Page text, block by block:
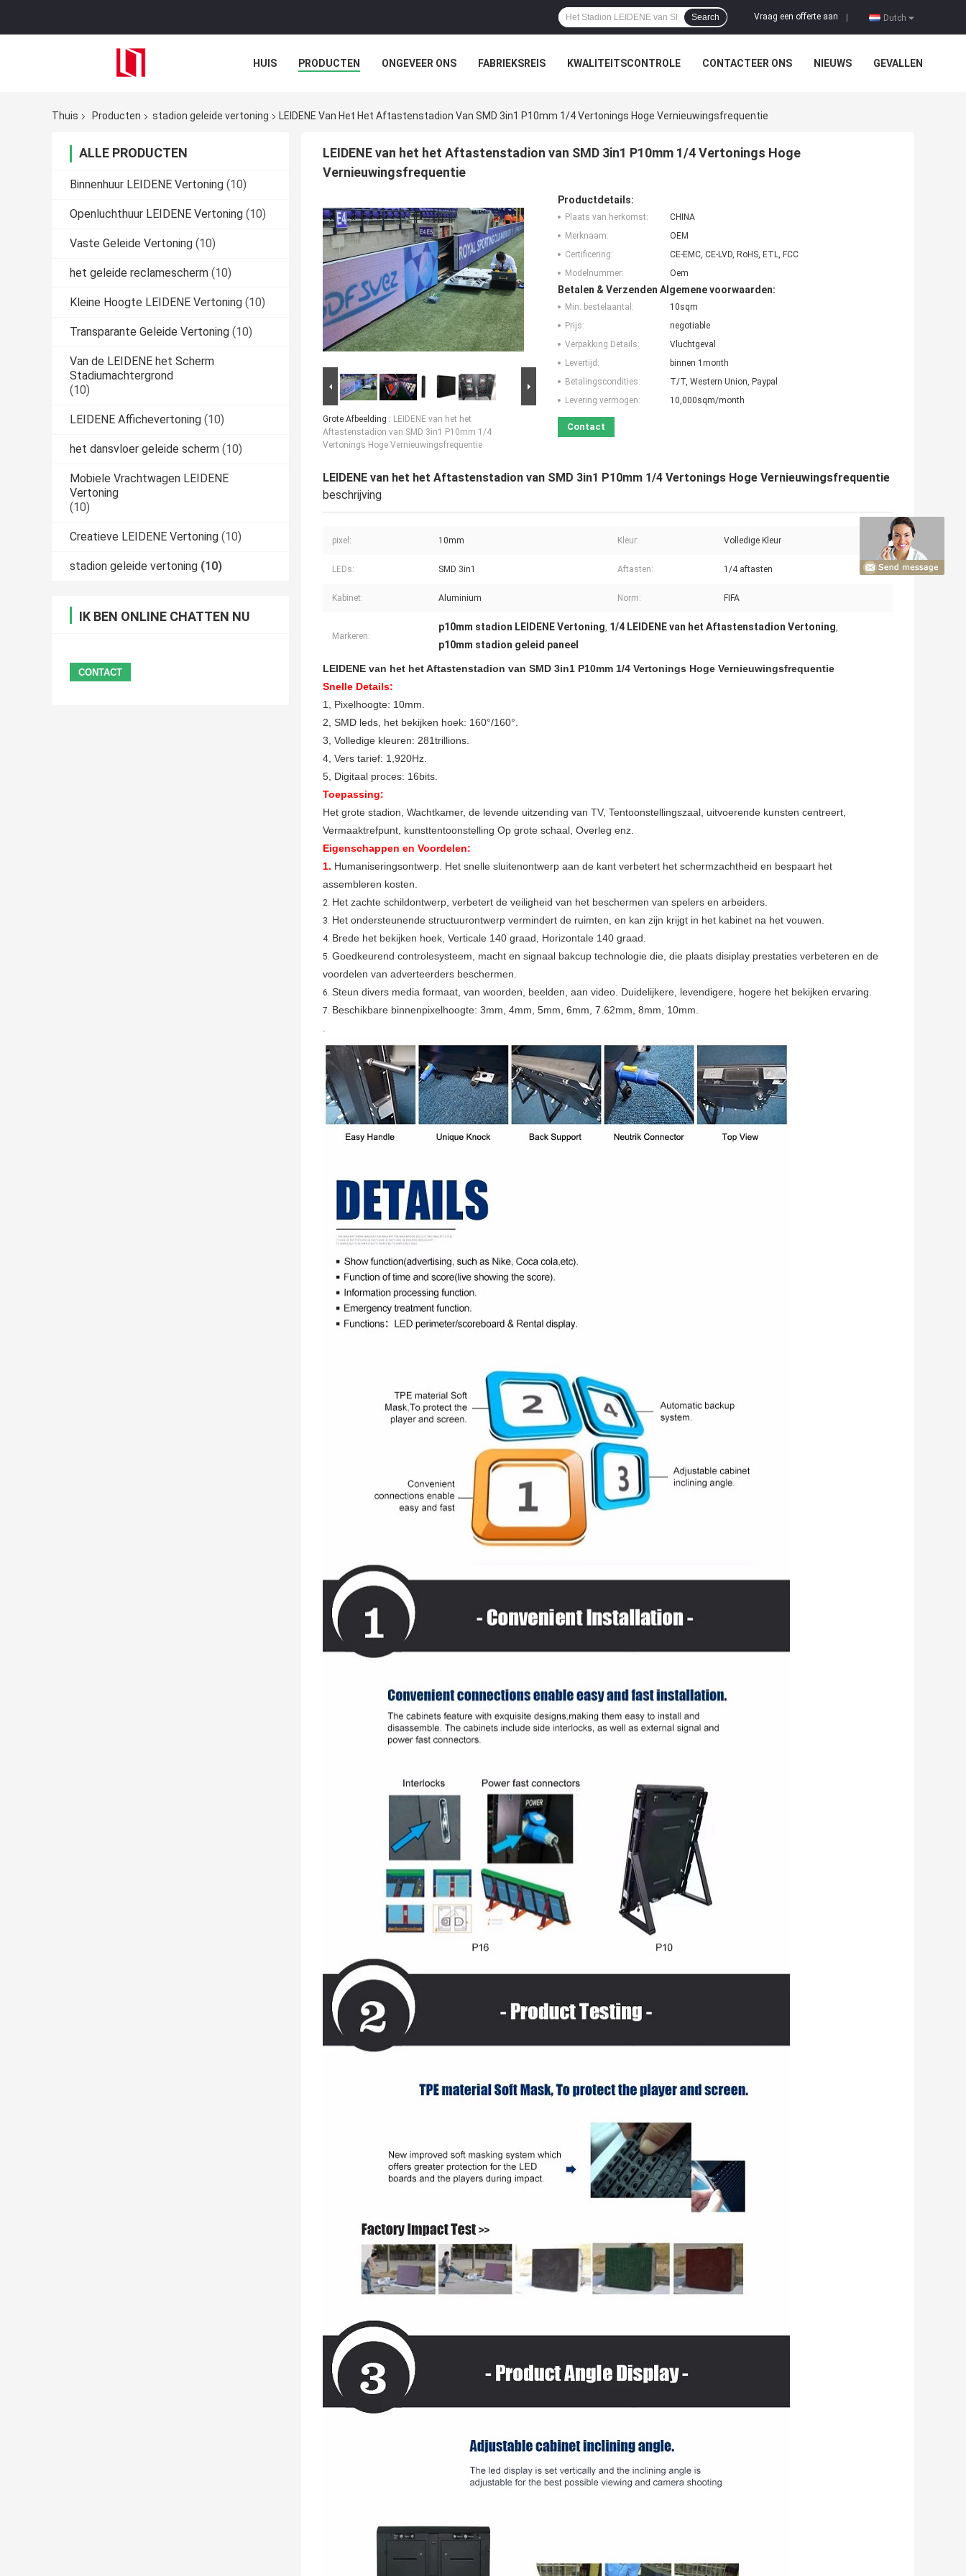
Dutch
Vraag een offerte aan
Search
HUIS PRODUCTEN ONGEVEER ONS FABRIEKSREIS KWALITEITSCONTROLE CONTACTEER ONS NIEUWS GEVALLEN
Thuis Producten stadion geleide vertoning LEIDENE Van Het Het Aftastenstadion Van SMD 3in1 P10mm 1/4 Vertonings Hoge Vernieuwingsfrequentie
ALLE PRODUCTEN
Binnenhuur LEIDENE Vertoning (10)
Openluchthuur LEIDENE Vertoning (10)
Vaste Geleide Vertoning (10)
het geleide reclamescherm (10)
Kleine Hoogte LEIDENE Vertoning (10)
Transparante Geleide Vertoning (10)
Van de LEIDENE het Scherm
Stadiumachtergrond
(10)
LEIDENE Affichevertoning (10)
het dansvloer geleide scherm (10)
Mobiele Vrachtwagen LEIDENE
Vertoning
(10)
Creatieve LEIDENE Vertoning (10)
stadion geleide vertoning (10)
IK BEN ONLINE CHATTEN NU
LEIDENE van het het Aftastenstadion van SMD 3in1 P10mm 1/4 Vertonings Hoge
Vernieuwingsfrequentie
Grote Afbeelding : LEIDENE van het het
Aftastenstadion van SMD 3in1 P10mm 1/4
Vertonings Hoge Vernieuwingsfrequentie
Productdetails:
Plaats van herkomst:
CHINA
Merknaam:
OEM
Certificering:
CE-EMC, CE-LVD, RoHS, ETL, FCC
Modelnummer:
Oem
Betalen & Verzenden Algemene voorwaarden:
Min. bestelaantal:
10sqm
Prijs:
negotiable
Verpakking Details:
Vluchtgeval
Levertijd:
binnen 1month
Betalingscondities:
T/T, Western Union, Paypal
Levering vermogen:
10,000sqm/month
Contact
LEIDENE van het het Aftastenstadion van SMD 3in1 P10mm 1/4 Vertonings Hoge Vernieuwingsfrequentie
beschrijving
pixel: 10mm Kleur: Volledige Kleur
LEDs: SMD 3in1 Aftasten: 1/4 aftasten
Kabinet: Aluminium Norm: FIFA
Markeren:
p10mm stadion LEIDENE Vertoning, 1/4 LEIDENE van het Aftastenstadion Vertoning,
p10mm stadion geleid paneel
LEIDENE van het het Aftastenstadion van SMD 3in1 P10mm 1/4 Vertonings Hoge Vernieuwingsfrequentie
Snelle Details:
1, Pixelhoogte: 10mm.
2, SMD leds, het bekijken hoek: 160°/160°.
3, Volledige kleuren: 281trillions.
4, Vers tarief: 1,920Hz.
5, Digitaal proces: 16bits.
Toepassing:
Het grote stadion, Wachtkamer, de levende uitzending van TV, Tentoonstellingszaal, uitvoerende kunsten centreert,
Vermaaktrefpunt, kunsttentoonstelling Op grote schaal, Overleg enz.
Eigenschappen en Voordelen:
1. Humaniseringsontwerp. Het snelle sluitenontwerp aan de kant verbetert het schermzachtheid en bespaart het
assembleren kosten.
2. Het zachte schildontwerp, verbetert de veiligheid van het beschermen van spelers en arbeiders.
3. Het ondersteunende structuurontwerp vermindert de ruimten, en kan zijn krijgt in het kabinet na het vouwen.
4. Brede het bekijken hoek, Verticale 140 graad, Horizontale 140 graad.
5. Goedkeurend controlesysteem, macht en signaal bakcup technologie die, die plaats disiplay prestaties verbeteren en de
voordelen van adverteerders beschermen.
6. Steun divers media formaat, van woorden, beelden, aan video. Duidelijkere, levendigere, hogere het bekijken ervaring.
7. Beschikbare binnenpixelhoogte: 3mm, 4mm, 5mm, 6mm, 7.62mm, 8mm, 10mm.
.